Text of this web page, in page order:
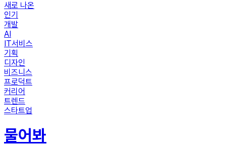
새로 나온
인기
개발
AI
IT서비스
기획
디자인
비즈니스
프로덕트
커리어
트렌드
스타트업
물어봐